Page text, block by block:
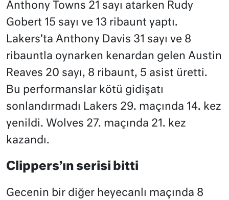
Anthony Towns 21 sayı atarken Rudy
Gobert 15 sayı ve 13 ribaunt yaptı.
Lakers’ta Anthony Davis 31 sayı ve 8
ribauntla oynarken kenardan gelen Austin
Reaves 20 sayı, 8 ribaunt, 5 asist üretti.
Bu performanslar kötü gidişatı
sonlandırmadı Lakers 29. maçında 14. kez
yenildi. Wolves 27. maçında 21. kez
kazandı.
Clippers’ın serisi bitti
Gecenin bir diğer heyecanlı maçında 8